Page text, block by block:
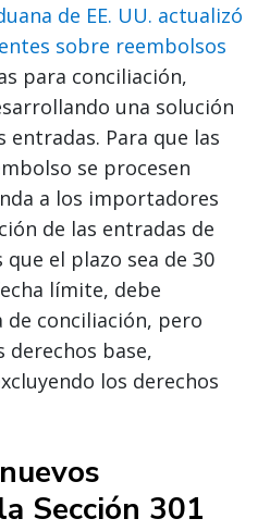
de EE. UU. actualizó
sobre reembolsos
para conciliación,
una solución
entradas. Para que las
se procesen
a los importadores
de las entradas de
el plazo sea de 30
límite, debe
conciliación, pero
derechos base,
los derechos
Sección 301